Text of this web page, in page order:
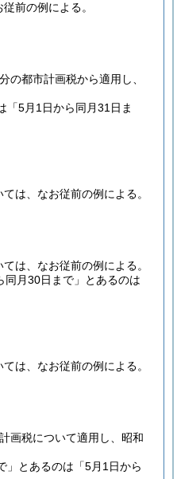
前の例による。
の都市計画税から適用し、
「5月1日から同月31日ま
は、なお従前の例による。
は、なお従前の例による。
同月30日まで」とあるのは
は、なお従前の例による。
画税について適用し、昭和
」とあるのは「5月1日から